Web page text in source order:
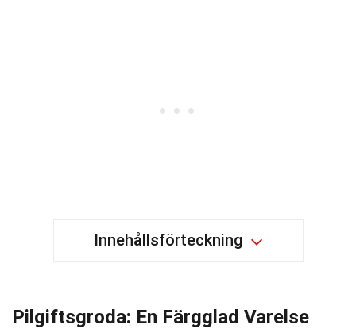
Innehållsförteckning
Pilgiftsgroda: En Färgglad Varelse